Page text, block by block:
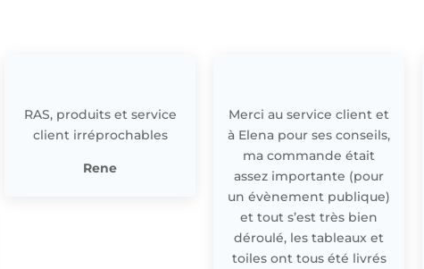
RAS, produits et service
client irréprochables
Rene
Merci au service client et
à Elena pour ses conseils,
ma commande était
assez importante (pour
un évènement publique)
et tout s’est très bien
déroulé, les tableaux et
toiles ont tous été livrés